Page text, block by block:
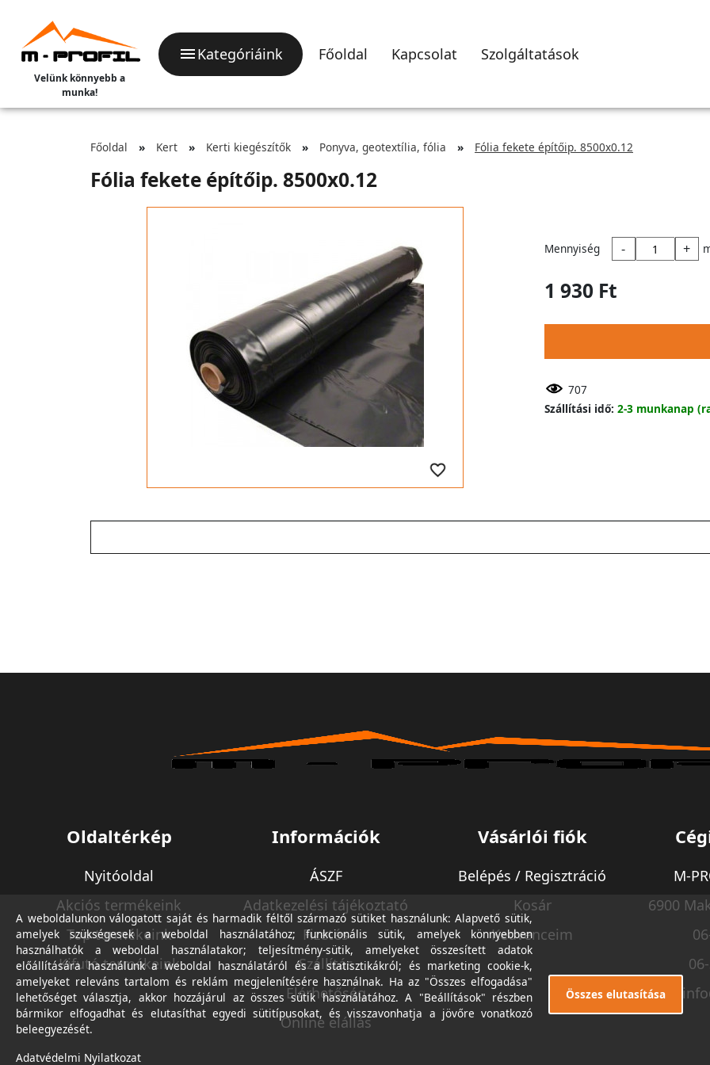
Velünk könnyebb a
munka!
Kategóriáink Főoldal Kapcsolat Szolgáltatások
Főoldal Kert Kerti kiegészítők Ponyva, geotextília, fólia Fólia fekete építőip. 8500x0.12
Fólia fekete építőip. 8500x0.12
Mennyiség - +
1 930 Ft
707
Szállítási idő: 2-3 munkanap
Oldaltérkép
Nyitóoldal
Akciós termékeink
Top termékeink
Kifutó termékeink
Információk
ÁSZF
Adatkezelési tájékoztató
Fizetés
Szállítás
Elérhetőség
Online elállás
Vásárlói fiók
Belépés / Regisztráció
Kosár
Kedvenceim
M-
6900
A weboldalunkon válogatott saját és harmadik féltől származó sütiket használunk: Alapvető sütik,
amelyek szükségesek a weboldal használatához; funkcionális sütik, amelyek könnyebben
használhatók a weboldal használatakor; teljesítmény-sütik, amelyeket összesített adatok
előállítására használunk a weboldal használatáról és a statisztikákról; és marketing cookie-k,
amelyeket releváns tartalom és reklám megjelenítésére használnak. Ha az "Összes elfogadása"
lehetőséget választja, akkor hozzájárul az összes sütik használatához. A "Beállítások" részben
bármikor elfogadhat és elutasíthat egyedi sütitípusokat, és visszavonhatja a jövőre vonatkozó
beleegyezését.
Adatvédelmi Nyilatkozat
Összes elutasítása